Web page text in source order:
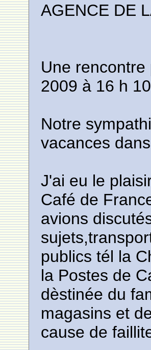
AGENCE DE
Une
2009 à 16 h
Notre
vacances
J'ai eu le
Café de
avions
publics tél la
la Postes de
dèstinée du
magasins et
cause de